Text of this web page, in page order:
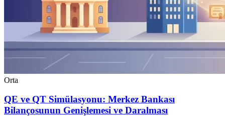
Orta
QE ve QT Simülasyonu: Merkez Bankası
Bilançosunun Genişlemesi ve Daralması